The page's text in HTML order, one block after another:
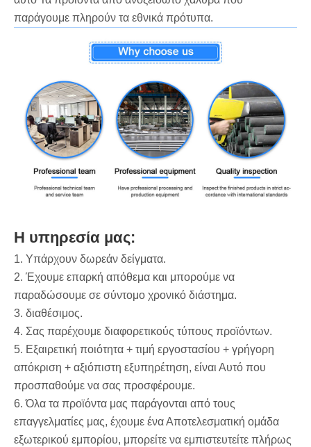
παράγουμε πληρούν τα εθνικά πρότυπα.
Η υπηρεσία μας:
1. Υπάρχουν δωρεάν δείγματα.
2. Έχουμε επαρκή απόθεμα και μπορούμε να
παραδώσουμε σε σύντομο χρονικό διάστημα.
3. διαθέσιμος.
4. Σας παρέχουμε διαφορετικούς τύπους προϊόντων.
5. Εξαιρετική ποιότητα + τιμή εργοστασίου + γρήγορη
απόκριση + αξιόπιστη εξυπηρέτηση, είναι Αυτό που
προσπαθούμε να σας προσφέρουμε.
6. Όλα τα προϊόντα μας παράγονται από τους
επαγγελματίες μας, έχουμε ένα Αποτελεσματική ομάδα
εξωτερικού εμπορίου, μπορείτε να εμπιστευτείτε πλήρως